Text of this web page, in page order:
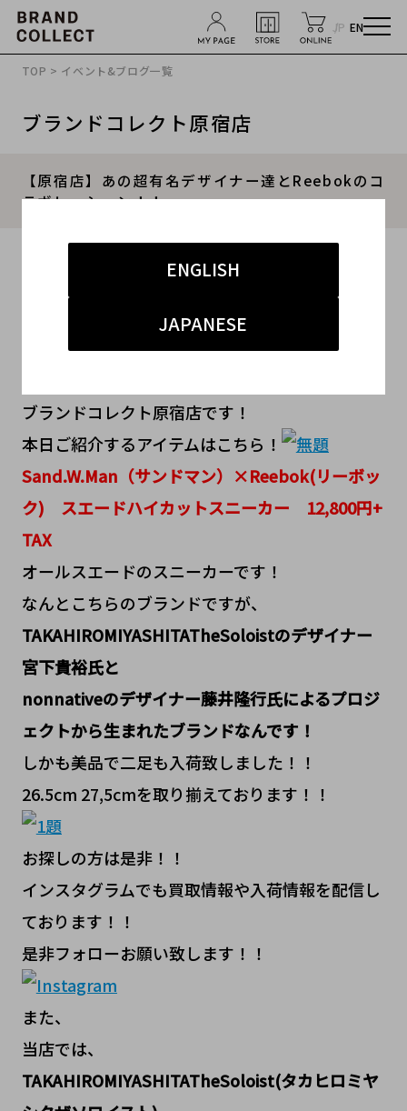
JP EN
ENGLISH
JAPANESE
TOP > イベント&ブログ一覧
ブランドコレクト原宿店
【原宿店】あの超有名デザイナー達とReebokのコ
ラボレーション！！
#シューズ
こんにちは！
ブランドコレクト原宿店です！
本日ご紹介するアイテムはこちら！
Sand.W.Man（サンドマン）×Reebok(リーボッ
ク) スエードハイカットスニーカー 12,800円+
TAX
オールスエードのスニーカーです！
なんとこちらのブランドですが、
TAKAHIROMIYASHITATheSoloistのデザイナー
宮下貴裕氏と
nonnativeのデザイナー藤井隆行氏によるプロジ
ェクトから生まれたブランドなんです！
しかも美品で二足も入荷致しました！！
26.5cm 27,5cmを取り揃えております！！
お探しの方は是非！！
インスタグラムでも買取情報や入荷情報を配信し
ております！！
是非フォローお願い致します！！
また、
当店では、
TAKAHIROMIYASHITATheSoloist(タカヒロミヤ